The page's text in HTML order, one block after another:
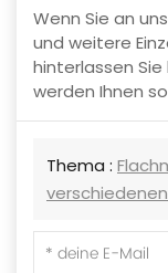
Wenn Sie an
und weitere
hinterlassen
werden Ihnen
Thema :